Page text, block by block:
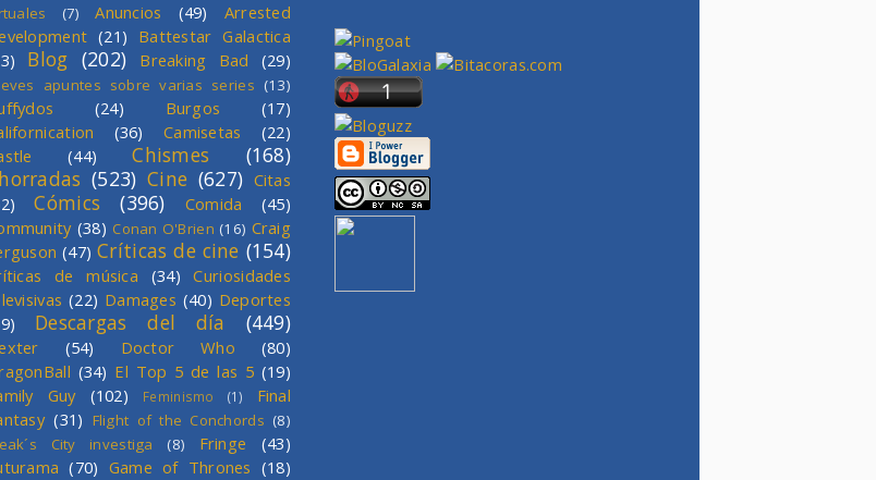
(7) Anuncios (49)
Arrested
(21) Battestar Galactica
Blog (202) Breaking Bad (29)
apuntes sobre varias series (13)
(24) Burgos
(17)
(36) Camisetas
(22)
(44) Chismes
(168)
(523) Cine (627) Citas
Cómics (396) Comida
(45)
(38) Conan O'Brien (16) Craig
(47) Críticas de cine (154)
de música (34)
Curiosidades
(22) Damages (40) Deportes
Descargas del día (449)
(54) Doctor Who
(80)
(34) El Top 5 de las 5 (19)
Guy
(102) Feminismo (1)
Final
(31) Flight of the Conchords (8)
City investiga
(8) Fringe
(43)
(70) Game of Thrones (18)